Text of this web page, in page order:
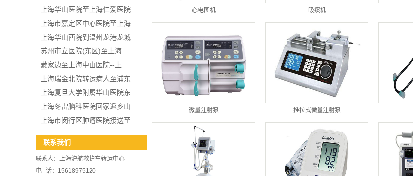
上海华山医院至上海仁爱医院
上海市嘉定区中心医院至上海
上海华山西院到温州龙港龙城
苏州市立医院(东区)至上海
藏家边至上海中山医院--上
上海瑞金北院转运病人至浦东
上海复旦大学附属华山医院东
上海冬雷脑科医院回家返乡山
上海市闵行区肿瘤医院接送至
联系我们
联系人：上海沪航救护车转运中心
电 话：15618975120
心电图机 吸痰机
微量注射泵 推拉式微量注射泵